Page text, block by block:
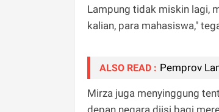
Lampung tidak miskin lagi,
kalian, para mahasiswa,"
ALSO READ : Pemprov
Mirza juga menyinggung
depan negara diisi bagi